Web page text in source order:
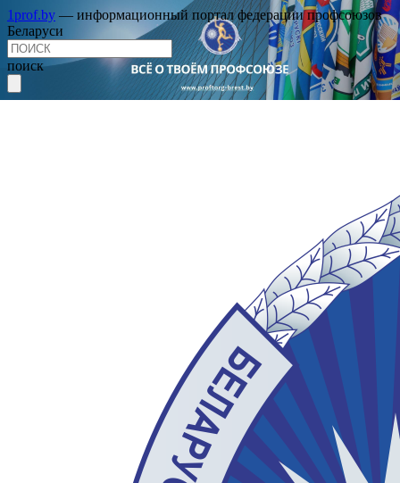
1prof.by — информационный портал федерации профсоюзов
Беларуси
поиск